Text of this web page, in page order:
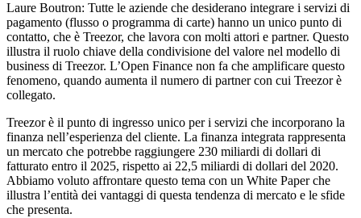
Laure Boutron: Tutte le aziende che desiderano integrare i servizi di
pagamento (flusso o programma di carte) hanno un unico punto di
contatto, che è Treezor, che lavora con molti attori e partner. Questo
illustra il ruolo chiave della condivisione del valore nel modello di
business di Treezor. L’Open Finance non fa che amplificare questo
fenomeno, quando aumenta il numero di partner con cui Treezor è
collegato.
Treezor è il punto di ingresso unico per i servizi che incorporano la
finanza nell’esperienza del cliente. La finanza integrata rappresenta
un mercato che potrebbe raggiungere 230 miliardi di dollari di
fatturato entro il 2025, rispetto ai 22,5 miliardi di dollari del 2020.
Abbiamo voluto affrontare questo tema con un White Paper che
illustra l’entità dei vantaggi di questa tendenza di mercato e le sfide
che presenta.